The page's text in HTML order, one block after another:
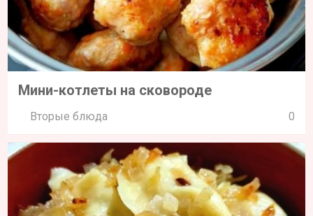
Мини-котлеты на сковороде
Вторые блюда 0